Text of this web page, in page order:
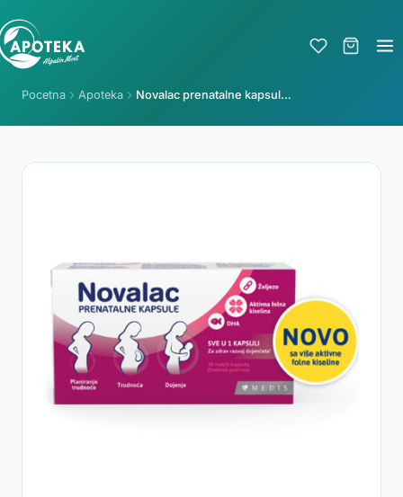
Pocetna Apoteka Novalac prenatalne kapsule a30